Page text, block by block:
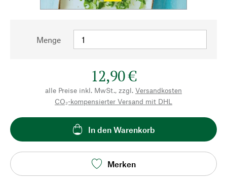
Menge
12,90 €
alle Preise inkl. MwSt., zzgl. Versandkosten
CO₂-kompensierter Versand mit DHL
In den Warenkorb
Merken